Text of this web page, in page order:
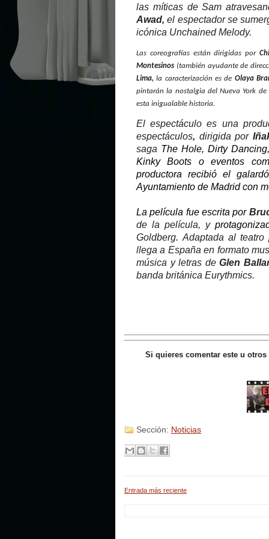
las míticas de Sam
Awad,el espectador se
icónica Unchained Melody.
Las coreografías están dirigidas por
Montesinos (también ayudante de
Lima,la caracterización es de Olaya
pintarán la nostalgia del Nueva York
esta inigualable historia.
El espectáculo es una
espectáculos, dirigida por
saga The Hole,DirtyDancing
Kinky Boots o eventos
productora
recibió el
Ayuntamiento de Madrid con
La película fue escrita por
de la película, y
Goldberg. Adaptada al
llega a España en formato
música y letras deGlen
banda británica Eurythmics.
Si quieres comentar este u
Sección: Noticias
Entrada más reciente